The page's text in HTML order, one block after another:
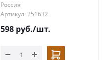
Россия
Артикул: 251632
598 руб./шт.